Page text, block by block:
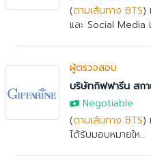
(ตามเส้นทาง BTS)
และ Social Media
ผู้ตรวจสอบ
บริษัทกิฟฟารีน สก
Negotiable
(ตามเส้นทาง BTS)
ได้รับมอบหมายให...